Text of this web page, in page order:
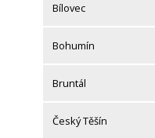
Bílovec
Bohumín
Bruntál
Český Těšín